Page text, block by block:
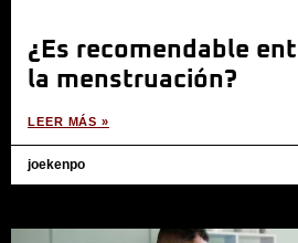
¿Es recomendable
la menstruación?
LEER MÁS »
joekenpo